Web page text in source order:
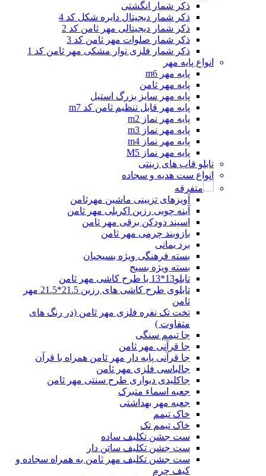
ذکر شمار انگشتی
ذکر شمار دیجیتال دایره شکل کد 4
ذکر شمار دیجیتالی مهر ثامن کد 2
ذکر شمار صلوات مهر ثامن کد 3
ذکر شمار فلزی نوار مشکی مهر ثامن کد 1
انواع پایه مهر
پایه مهر m6
پایه مهر ثامن
پایه مهر سایز بزرگ استیل
پایه مهر قابل تنظیم ثامن کد m7
پایه مهر نماز m2
پایه مهر نماز m3
پایه مهر نماز m4
پایه مهر نماز M5
تابلو قاب های زینتی
انواع ست هدیه و سجاده
متفرقه
آویزهای تزیینی ماشین مهرثامن
آینه چوبی رزین اکریلی مهر ثامن
اسپند دودکن برقی مهر ثامن
بازوبند چرمی مهر ثامن
برد یمانی
بسته فرهنگی ویژه بسیجیان
بسته ویژه بسیج
تابلو13*13 با طرح کاشی مهر ثامن
تابلوی طرح کاشی های رزین 21.5*21.5 مهر
ثامن
تخت تک نفره فلزی مهر ثامن (در رنگ های
متفاوت )
جا تیمم سنگی
جا قرآنی مهر ثامن
جا قرآنی پایه دار مهر ثامن همراه با قرآن
جالباسی فلزی مهر ثامن
جاکلیدی دیواری طرح سنتی مهر ثامن
جعبه اسماء متبرک
جعبه مهر بهداشتی
خاک تیمم
خاک تیمم تک
ست جشن تکلیف ساده
ست جشن تکلیف ساتن دار
ست جشن تکلیف مهر ثامن به همراه سجاده و
کیف چرم